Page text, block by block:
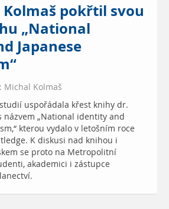
pokřtil svou
„National
Japanese
Michal Kolmaš
uspořádala křest knihy dr.
názvem „National identity and
kterou vydalo v letošním roce
K diskusi nad knihou i
se proto na Metropolitní
akademici i zástupce